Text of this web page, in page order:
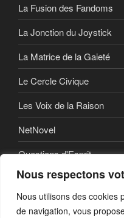
Nous respectons
Nous utilisons des cookies
de navigation, vous
La Fusion des Fandoms
La Jonction du Joystick
La Matrice de la Gaieté
Le Cercle Civique
Les Voix de la Raison
NetNovel
Questions d'Esprit
Série
Série vidéo